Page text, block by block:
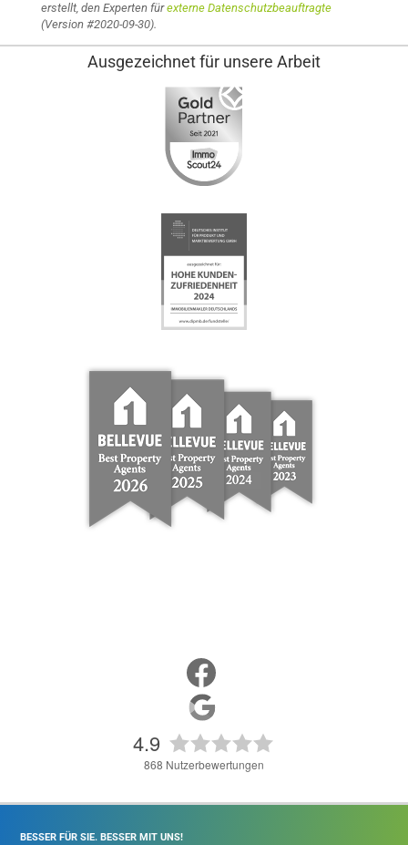
erstellt, den Experten fürexterne Datenschutzbeauftragte
(Version #2020-09-30).
Ausgezeichnet für unsere Arbeit
4.9
868 Nutzerbewertungen
BESSER FÜR SIE. BESSER MIT UNS!